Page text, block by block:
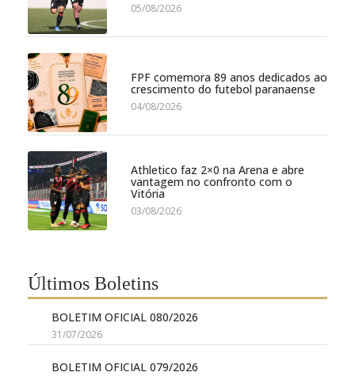
05/08/2026
FPF comemora 89 anos dedicados ao
crescimento do futebol paranaense
04/08/2026
Athletico faz 2×0 na Arena e abre
vantagem no confronto com o
Vitória
03/08/2026
Últimos Boletins
BOLETIM OFICIAL 080/2026
31/07/2026
BOLETIM OFICIAL 079/2026